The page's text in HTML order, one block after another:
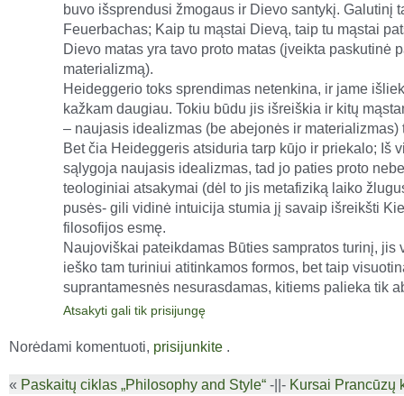
buvo išsprendusi žmogaus ir Dievo santykį. Galutinį
Feuerbachas; Kaip tu mąstai Dievą, taip tu mąstai
Dievo matas yra tavo proto matas (įveikta paskutinė
materializmą).
Heideggerio toks sprendimas netenkina, ir jame
kažkam daugiau. Tokiu būdu jis išreiškia ir kitų
– naujasis idealizmas (be abejonės ir materializmas)
Bet čia Heideggeris atsiduria tarp kūjo ir priekalo; Iš
sąlygoja naujasis idealizmas, tad jo paties proto
teologiniai atsakymai (dėl to jis metafiziką laiko
pusės- gili vidinė intuicija stumia jį savaip išreikšti
filosofijos esmę.
Naujoviškai pateikdamas Būties sampratos turinį, jis
ieško tam turiniui atitinkamos formos, bet taip
suprantamesnės nesurasdamas, kitiems palieka tik
Atsakyti gali tik prisijungę
Norėdami komentuoti, prisijunkite .
« Paskaitų ciklas „Philosophy and Style“ -||- Kursai Prancūzų